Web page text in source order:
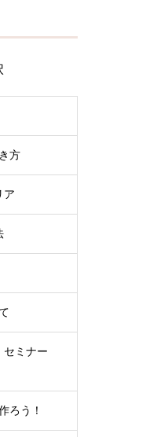
方
ア
セミナー
ろう！